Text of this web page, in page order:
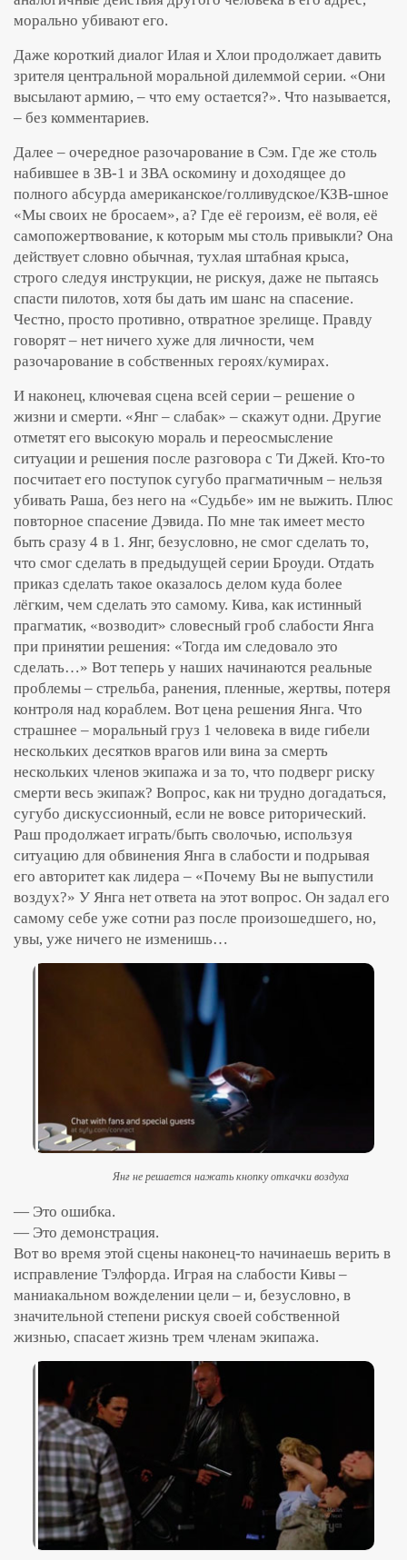
морально убивают его.
Даже короткий диалог Илая и Хлои продолжает давить
зрителя центральной моральной дилеммой серии. «Они
высылают армию, – что ему остается?». Что называется,
– без комментариев.
Далее – очередное разочарование в Сэм. Где же столь
набившее в ЗВ-1 и ЗВА оскомину и доходящее до
полного абсурда американское/голливудское/КЗВ-шное
«Мы своих не бросаем», а? Где её героизм, её воля, её
самопожертвование, к которым мы столь привыкли? Она
действует словно обычная, тухлая штабная крыса,
строго следуя инструкции, не рискуя, даже не пытаясь
спасти пилотов, хотя бы дать им шанс на спасение.
Честно, просто противно, отвратное зрелище. Правду
говорят – нет ничего хуже для личности, чем
разочарование в собственных героях/кумирах.
И наконец, ключевая сцена всей серии – решение о
жизни и смерти. «Янг – слабак» – скажут одни. Другие
отметят его высокую мораль и переосмысление
ситуации и решения после разговора с Ти Джей. Кто-то
посчитает его поступок сугубо прагматичным – нельзя
убивать Раша, без него на «Судьбе» им не выжить. Плюс
повторное спасение Дэвида. По мне так имеет место
быть сразу 4 в 1. Янг, безусловно, не смог сделать то,
что смог сделать в предыдущей серии Броуди. Отдать
приказ сделать такое оказалось делом куда более
лёгким, чем сделать это самому. Кива, как истинный
прагматик, «возводит» словесный гроб слабости Янга
при принятии решения: «Тогда им следовало это
сделать…» Вот теперь у наших начинаются реальные
проблемы – стрельба, ранения, пленные, жертвы, потеря
контроля над кораблем. Вот цена решения Янга. Что
страшнее – моральный груз 1 человека в виде гибели
нескольких десятков врагов или вина за смерть
нескольких членов экипажа и за то, что подверг риску
смерти весь экипаж? Вопрос, как ни трудно догадаться,
сугубо дискуссионный, если не вовсе риторический.
Раш продолжает играть/быть сволочью, используя
ситуацию для обвинения Янга в слабости и подрывая
его авторитет как лидера – «Почему Вы не выпустили
воздух?» У Янга нет ответа на этот вопрос. Он задал его
самому себе уже сотни раз после произошедшего, но,
увы, уже ничего не изменишь…
Янг не решается нажать кнопку откачки воздуха
— Это ошибка.
— Это демонстрация.
Вот во время этой сцены наконец-то начинаешь верить в
исправление Тэлфорда. Играя на слабости Кивы –
маниакальном вожделении цели – и, безусловно, в
значительной степени рискуя своей собственной
жизнью, спасает жизнь трем членам экипажа.